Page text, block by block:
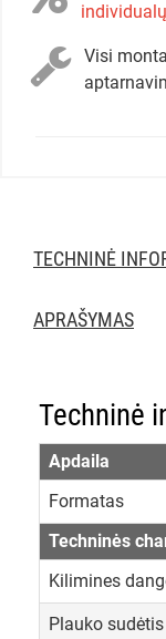
Visi
TECHNINĖ
APRAŠYMAS
Techninė
Apdaila
Formatas
Techninės
Kilimines
Plauko sudėtis